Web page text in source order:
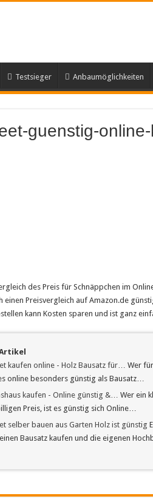
Testsieger Anbaumöglichkeiten
guenstig-
des Preis für Schnäppchen im
einen Preisvergleich auf Amazon.de
kann Kosten sparen und ist ganz
kaufen online - Holz Bausatz für… Wer
online besonders günstig als Bausatz…
kaufen - Online günstig &… Wer ein
Preis, ist es günstig sich Online…
selber bauen aus Garten Holz ist günstig
Bausatz kaufen und die eigenen